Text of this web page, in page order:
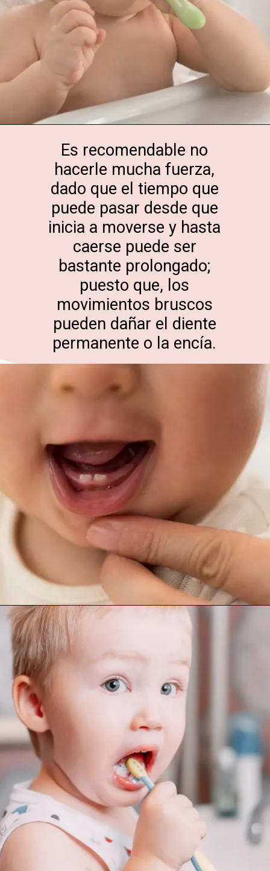
Es recomendable no
hacerle mucha fuerza,
dado que el tiempo que
puede pasar desde que
inicia a moverse y hasta
caerse puede ser
bastante prolongado;
puesto que, los
movimientos bruscos
pueden dañar el diente
permanente o la encía.
Abriendo...